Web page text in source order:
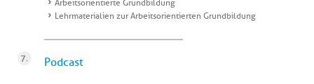
Arbeitsorientierte Grundbildung
Lehrmaterialien zur Arbeitsorientierten Grundbildung
Podcast